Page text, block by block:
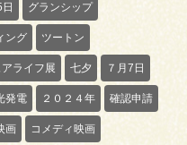
グランシップ
ング ツートン
アライフ展 七夕 ７月7日
発電 ２０２４年 確認申請
画 コメディ映画